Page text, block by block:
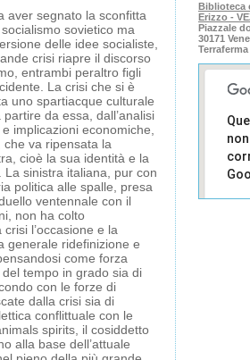
aver segnato la sconfitta
sovietico ma
delle idee socialiste,
crisi riapre il discorso
entrambi peraltro figli
La crisi che si è
uno spartiacque culturale
da essa, dall’analisi
implicazioni economiche,
va ripensata la
cioè la sua identità e la
La sinistra italiana, pur con
politica alle spalle, presa
ventennale con il
non ha colto
crisi l’occasione e la
generale ridefinizione e
come forza
del tempo in grado sia di
con le forze di
dalla crisi sia di
conflittuale con le
spirits, il cosiddetto
alla base dell’attuale
Biblioteca
Erizzo -
Piazzale
30171
Terraferma